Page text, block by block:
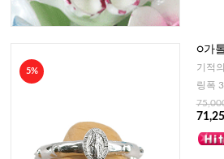
5%
○가
(이태
기적
링폭